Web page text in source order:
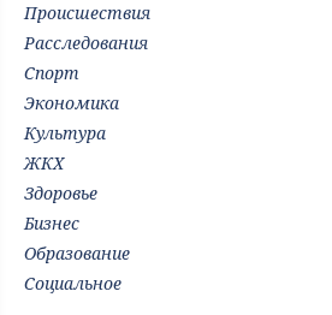
Происшествия
Расследования
Спорт
Экономика
Культура
ЖКХ
Здоровье
Бизнес
Образование
Социальное